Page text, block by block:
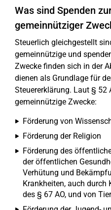
Was sind Spenden
gemeinnütziger
Steuerlich gleichgestellt
gemeinnützige und
Zwecke finden sich in der
dienen als Grundlage für
Steuererklärung. Laut § 52
gemeinnützige Zwecke:
Förderung von
Förderung der Religion
Förderung des
der öffentlichen
Verhütung und
Krankheiten, auch durch
des § 67 AO, und von